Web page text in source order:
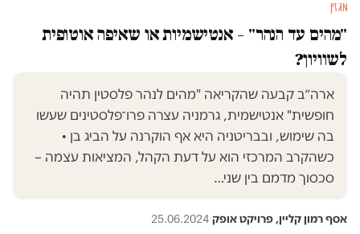
מגזין
"מהים עד הנהר" – אנטישמיות או שאיפה אוטופית
לשוויון?
ארה״ב קבעה שהקריאה "מהים לנהר פלסטין תהיה
חופשית" אנטישמית, גרמניה עצרה פרו־פלסטינים שעשו
בה שימוש, ובבריטניה היא אף הוקרנה על הביג בן •
כשהקרב המרכזי הוא על דעת הקהל, המציאות עצמה –
סכסוך מדמם בין שני…
אסף רמון קליין, פרויקט אופק·
25.06.2024